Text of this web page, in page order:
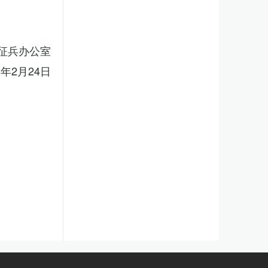
兵办公室
2月24日